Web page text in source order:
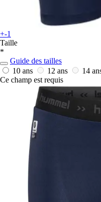
+-1
Taille
*
Guide des tailles
10 ans
12 ans
14
Ce champ est requis